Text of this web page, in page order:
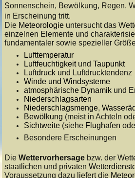
Sonnenschein, Bewölkung, Regen,
in Erscheinung tritt.
Die Meteorologieuntersucht das
einzelnen Elemente und
fundamentaler sowie spezieller
Lufttemperatur
Luftfeuchtigkeitund Taupunkt
Luftdruckund Luftdrucktendenz
Winde und Windsysteme
atmosphärische Dynamikund
Niederschlagsarten
Niederschlagsmenge,
Bewölkung (meist in Achteln
Sichtweite(siehe Flughafen
Besondere Erscheinungen
Die Wettervorhersagebzw. der
staatlichen und privaten
Voraussetzung dazu liefert die